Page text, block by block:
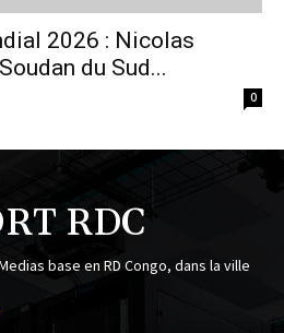
2026 : Nicolas
du Sud...
0
RDC
base en RD Congo, dans la ville